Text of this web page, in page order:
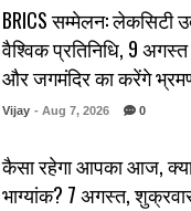
BRICS सम्मेलन: लेकसिटी
वैश्विक प्रतिनिधि, 9
और जगमंदिर का करेंगे
Vijay - Aug 7, 2026 0
कैसा रहेगा आपका आज,
भाग्यांक? 7 अगस्त,